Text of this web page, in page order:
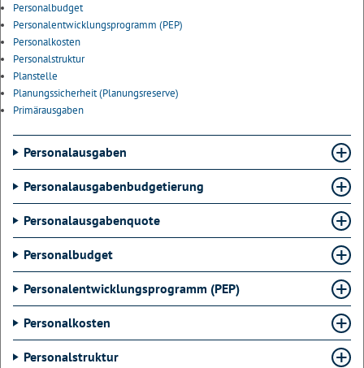
Personalbudget
Personalentwicklungsprogramm (PEP)
Personalkosten
Personalstruktur
Planstelle
Planungssicherheit (Planungsreserve)
Primärausgaben
Personalausgaben
Personalausgabenbudgetierung
Personalausgabenquote
Personalbudget
Personalentwicklungsprogramm (PEP)
Personalkosten
Personalstruktur